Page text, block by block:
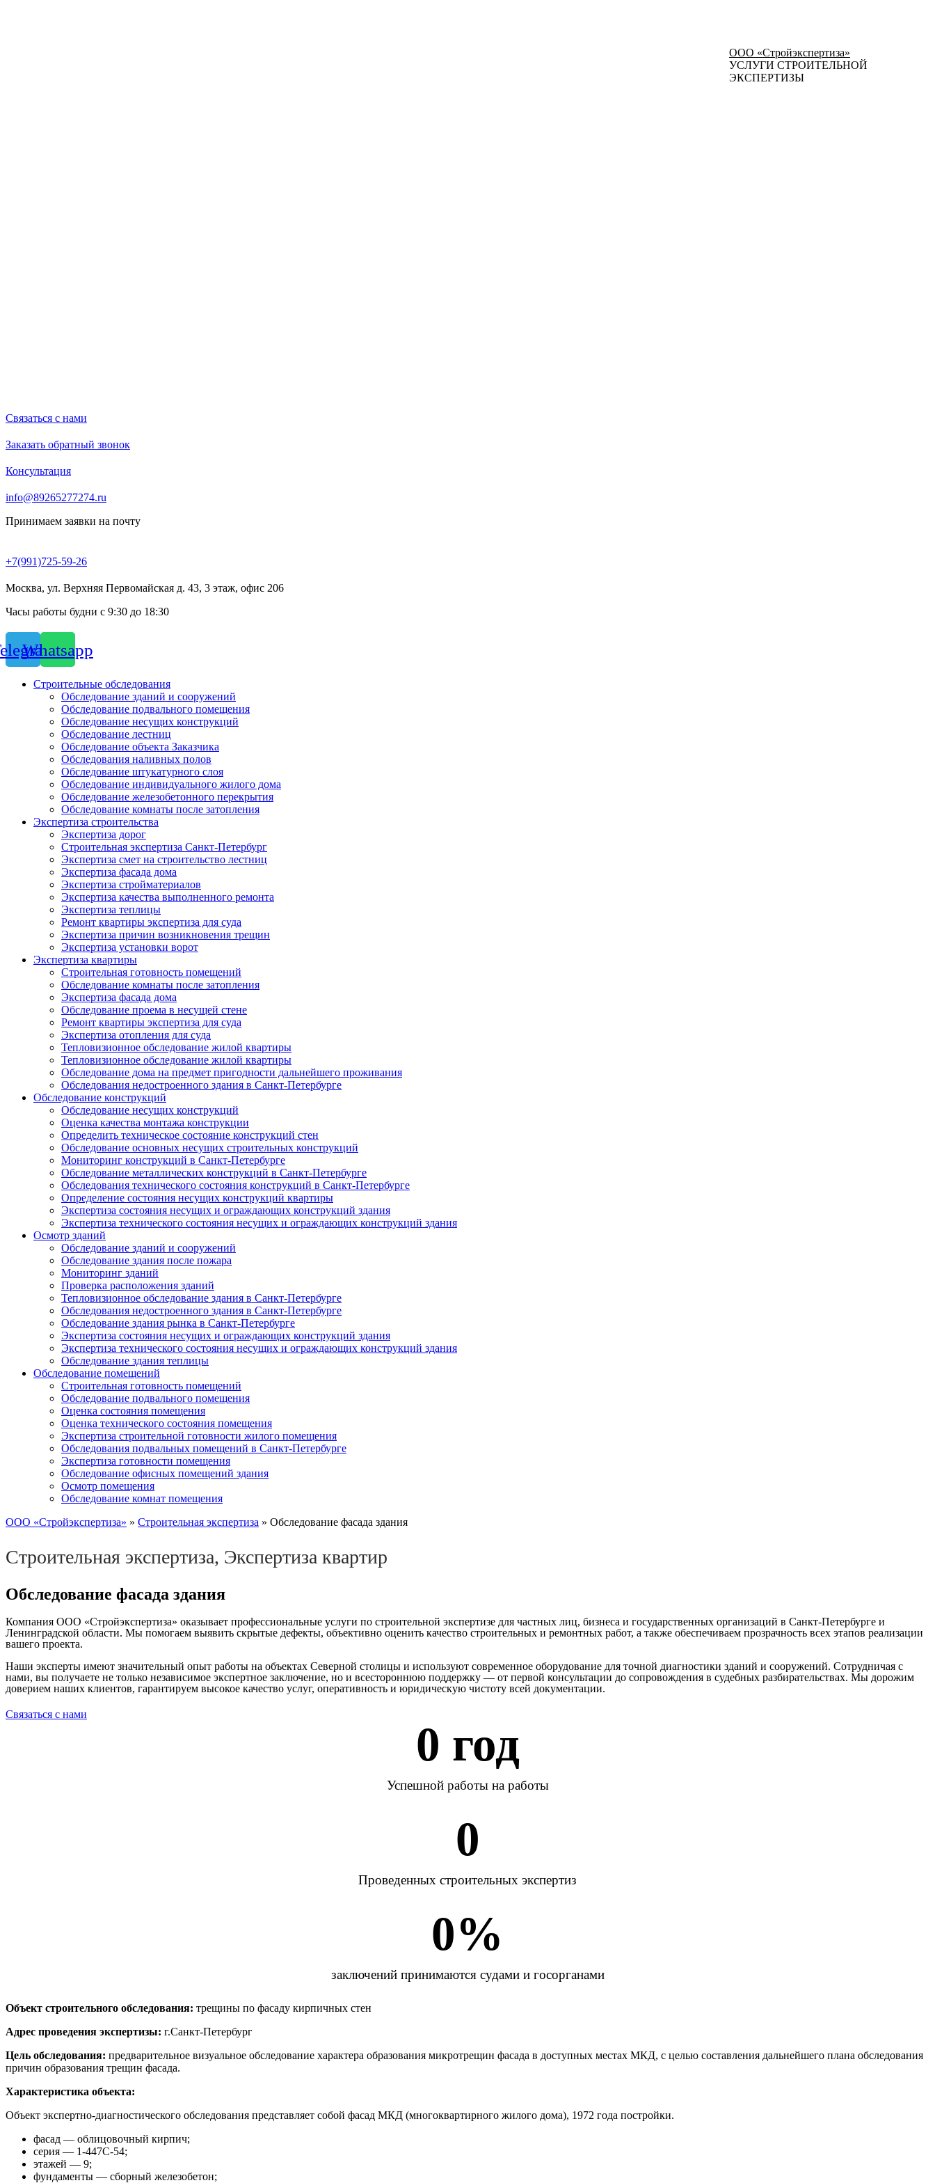
ООО «Стройэкспертиза»
УСЛУГИ СТРОИТЕЛЬНОЙ
ЭКСПЕРТИЗЫ
Связаться с нами
Заказать обратный звонок
Консультация
info@89265277274.ru
Принимаем заявки на почту
+7(991)725-59-26
Москва, ул. Верхняя Первомайская д. 43, 3 этаж, офис 206
Часы работы будни с 9:30 до 18:30
Whatsapp
Строительные обследования
Обследование зданий и сооружений
Обследование подвального помещения
Обследование несущих конструкций
Обследование лестниц
Обследование объекта Заказчика
Обследования наливных полов
Обследование штукатурного слоя
Обследование индивидуального жилого дома
Обследование железобетонного перекрытия
Обследование комнаты после затопления
Экспертиза строительства
Экспертиза дорог
Строительная экспертиза Санкт-Петербург
Экспертиза смет на строительство лестниц
Экспертиза фасада дома
Экспертиза стройматериалов
Экспертиза качества выполненного ремонта
Экспертиза теплицы
Ремонт квартиры экспертиза для суда
Экспертиза причин возникновения трещин
Экспертиза установки ворот
Экспертиза квартиры
Строительная готовность помещений
Обследование комнаты после затопления
Экспертиза фасада дома
Обследование проема в несущей стене
Ремонт квартиры экспертиза для суда
Экспертиза отопления для суда
Тепловизионное обследование жилой квартиры
Тепловизионное обследование жилой квартиры
Обследование дома на предмет пригодности дальнейшего проживания
Обследования недостроенного здания в Санкт-Петербурге
Обследование конструкций
Обследование несущих конструкций
Оценка качества монтажа конструкции
Определить техническое состояние конструкций стен
Обследование основных несущих строительных конструкций
Мониторинг конструкций в Санкт-Петербурге
Обследование металлических конструкций в Санкт-Петербурге
Обследования технического состояния конструкций в Санкт-Петербурге
Определение состояния несущих конструкций квартиры
Экспертиза состояния несущих и ограждающих конструкций здания
Экспертиза технического состояния несущих и ограждающих конструкций здания
Осмотр зданий
Обследование зданий и сооружений
Обследование здания после пожара
Мониторинг зданий
Проверка расположения зданий
Тепловизионное обследование здания в Санкт-Петербурге
Обследования недостроенного здания в Санкт-Петербурге
Обследование здания рынка в Санкт-Петербурге
Экспертиза состояния несущих и ограждающих конструкций здания
Экспертиза технического состояния несущих и ограждающих конструкций здания
Обследование здания теплицы
Обследование помещений
Строительная готовность помещений
Обследование подвального помещения
Оценка состояния помещения
Оценка технического состояния помещения
Экспертиза строительной готовности жилого помещения
Обследования подвальных помещений в Санкт-Петербурге
Экспертиза готовности помещения
Обследование офисных помещений здания
Осмотр помещения
Обследование комнат помещения
ООО «Стройэкспертиза» » Строительная экспертиза » Обследование фасада здания
Строительная экспертиза, Экспертиза квартир
Обследование фасада здания
Компания ООО «Стройэкспертиза» оказывает профессиональные услуги по строительной экспертизе для частных лиц, бизнеса и государственных организаций в Санкт-Петербурге и
Ленинградской области. Мы помогаем выявить скрытые дефекты, объективно оценить качество строительных и ремонтных работ, а также обеспечиваем прозрачность всех этапов реализации
вашего проекта.
Наши эксперты имеют значительный опыт работы на объектах Северной столицы и используют современное оборудование для точной диагностики зданий и сооружений. Сотрудничая с
нами, вы получаете не только независимое экспертное заключение, но и всестороннюю поддержку — от первой консультации до сопровождения в судебных разбирательствах. Мы дорожим
доверием наших клиентов, гарантируем высокое качество услуг, оперативность и юридическую чистоту всей документации.
Связаться с нами
0 год
Успешной работы на работы
0
Проведенных строительных экспертиз
0%
заключений принимаются судами и госорганами
Объект строительного обследования: трещины по фасаду кирпичных стен
Адрес проведения экспертизы: г.Санкт-Петербург
Цель обследования: предварительное визуальное обследование характера образования микротрещин фасада в доступных местах МКД, с целью составления дальнейшего плана обследования
причин образования трещин фасада.
Характеристика объекта:
Объект экспертно-диагностического обследования представляет собой фасад МКД (многоквартирного жилого дома), 1972 года постройки.
фасад — облицовочный кирпич;
серия — 1-447С-54;
этажей — 9;
фундаменты — сборный железобетон;